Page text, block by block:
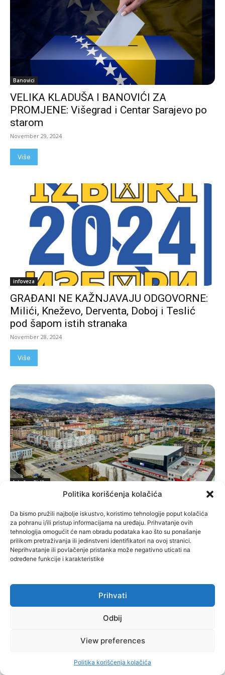
Politika korišćenja kolačića
Da bismo pružili najbolje iskustvo, koristimo tehnologije poput kolačića
za pohranu i/ili pristup informacijama na uređaju. Prihvatanje ovih
tehnologija omogućit će nam obradu podataka kao što su ponašanje
prilikom pretraživanja ili jedinstveni identifikatori na ovoj stranici.
Neprihvatanje ili povlačenje pristanka može negativno uticati na
određene funkcije i karakteristike
Prihvati
Odbij
View preferences
Politika korišćenja kolačića
Banovici
VELIKA KLADUŠA I BANOVIĆI ZA
PROMJENE: Višegrad i Centar Sarajevo po
starom
November 29, 2024
Više
infoveza
GRAĐANI NE KAŽNJAVAJU ODGOVORNE:
Milići, Kneževo, Derventa, Doboj i Teslić
pod šapom istih stranaka
November 28, 2024
Više
Istočna Ilidža
SNSD UČVRSTIO VLAST U ISTOČNOM
SARAJEVU: Opoziciji dvije opštine, slijedi
raspodjela funkcija
November 27, 2024
Više